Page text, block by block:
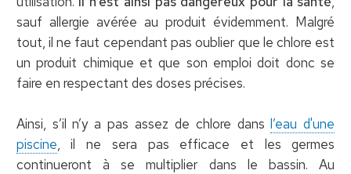
sauf allergie avérée au produit évidemment. Malgré
tout, il ne faut cependant pas oublier que le chlore est
un produit chimique et que son emploi doit donc se
faire en respectant des doses précises.
Ainsi, s’il n’y a pas assez de chlore dansl’eau d'une
piscine, il ne sera pas efficace et les germes
continueront à se multiplier dans le bassin. Au